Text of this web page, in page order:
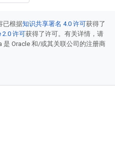
已根据知识共享署名 4.0 许可获得了
2.0 许可获得了许可。有关详情，请
是 Oracle 和/或其关联公司的注册商